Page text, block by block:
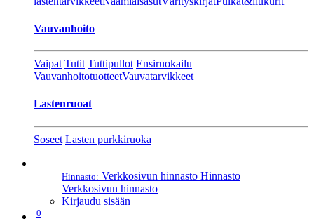
Vauvanhoito
Vaipat Tutit Tuttipullot Ensiruokailu
VauvanhoitotuotteetVauvatarvikkeet
Lastenruoat
Soseet Lasten purkkiruoka
Hinnasto: Verkkosivun hinnasto Hinnasto
Verkkosivun hinnasto
Kirjaudu sisään
0